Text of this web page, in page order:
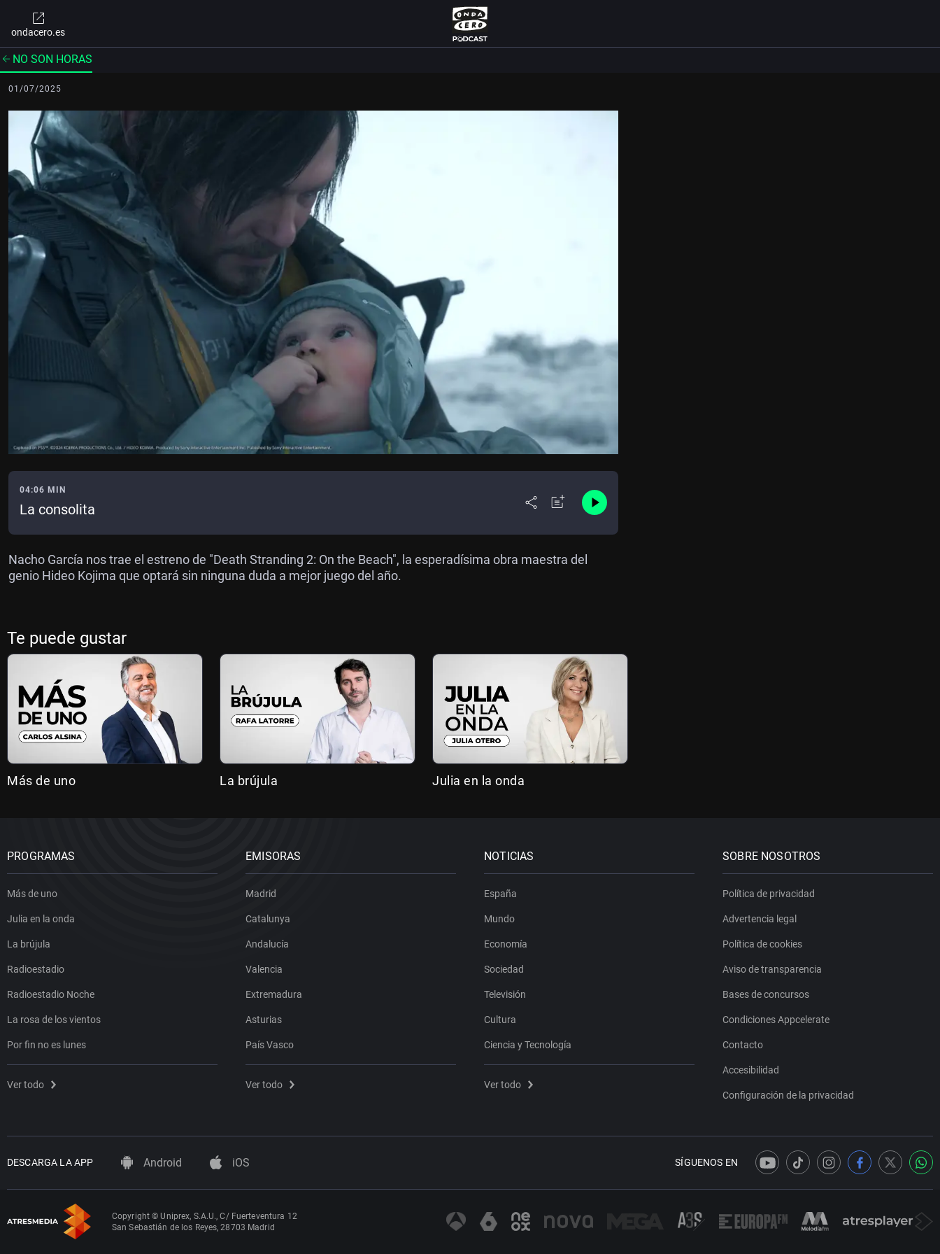
ondacero.es
NO SON HORAS
01/07/2025
04:06 MIN
La consolita
Nacho García nos trae el estreno de "Death Stranding 2: On the Beach", la esperadísima obra maestra del
genio Hideo Kojima que optará sin ninguna duda a mejor juego del año.
Te puede gustar
Más de uno La brújula Julia en la onda
PROGRAMAS
Más de uno
Julia en la onda
La brújula
Radioestadio
Radioestadio Noche
La rosa de los vientos
Por fin no es lunes
Ver todo
EMISORAS
Madrid
Catalunya
Andalucía
Valencia
Extremadura
Asturias
País Vasco
Ver todo
NOTICIAS
España
Mundo
Economía
Sociedad
Televisión
Cultura
Ciencia y Tecnología
Ver todo
SOBRE NOSOTROS
Política de privacidad
Advertencia legal
Política de cookies
Aviso de transparencia
Bases de concursos
Condiciones Appcelerate
Contacto
Accesibilidad
Configuración de la privacidad
DESCARGA LA APP Android iOS SÍGUENOS EN
Copyright © Uniprex, S.A.U., C/ Fuerteventura 12
San Sebastián de los Reyes, 28703 Madrid